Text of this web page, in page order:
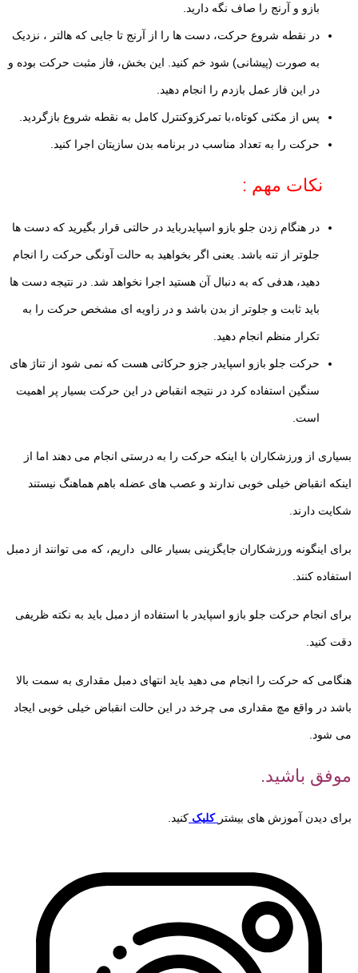
بازو و آرنج را صاف نگه دارید.
در نقطه شروع حرکت، دست ها را از آرنج تا جایی که هالتر ، نزدیک
به صورت (پیشانی) شود خم کنید. این بخش، فاز مثبت حرکت بوده و
در این فاز عمل بازدم را انجام دهید.
پس از مکثی کوتاه،با تمرکزوکنترل کامل به نقطه شروع بازگردید.
حرکت را به تعداد مناسب در برنامه بدن سازیتان اجرا کنید.
نکات مهم :
در هنگام زدن جلو بازو اسپایدرباید در حالتی قرار بگیرید که دست ها
جلوتر از تنه باشد. یعنی اگر بخواهید به حالت آونگی حرکت را انجام
دهید، هدفی که به دنبال آن هستید اجرا نخواهد شد. در نتیجه دست ها
باید ثابت و جلوتر از بدن باشد و در زاویه ای مشخص حرکت را به
تکرار منظم انجام دهید.
حرکت جلو بازو اسپایدر جزو حرکاتی هست که نمی شود از تناژ های
سنگین استفاده کرد در نتیجه انقباض در این حرکت بسیار پر اهمیت
است.
بسیاری از ورزشکاران با اینکه حرکت را به درستی انجام می دهند اما از
اینکه انقباض خیلی خوبی ندارند و عصب های عضله باهم هماهنگ نیستند
شکایت دارند.
برای اینگونه ورزشکاران جایگزینی بسیار عالی داریم، که می توانند از دمبل
استفاده کنند.
برای انجام حرکت جلو بازو اسپایدر با استفاده از دمبل باید به نکته ظریفی
دقت کنید.
هنگامی که حرکت را انجام می دهید باید انتهای دمبل مقداری به سمت بالا
باشد در واقع مچ مقداری می چرخد در این حالت انقباض خیلی خوبی ایجاد
می شود.
موفق باشید.
برای دیدن آموزش های بیشتر کلیک کنید.